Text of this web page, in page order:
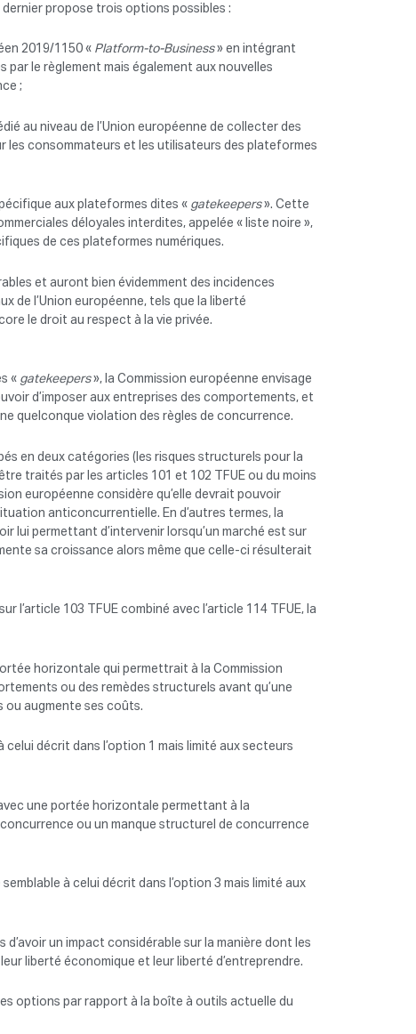
dernier propose trois options possibles :
2019/1150 « Platform-to-Business» en intégrant
le règlement mais également aux nouvelles
;
au niveau de l’Union européenne de collecter des
les consommateurs et les utilisateurs des plateformes
aux plateformes dites « gatekeepers». Cette
déloyales interdites, appelée « liste noire »,
de ces plateformes numériques.
et auront bien évidemment des incidences
de l’Union européenne, tels que la liberté
le droit au respect à la vie privée.
« gatekeepers», la Commission européenne envisage
d’imposer aux entreprises des comportements, et
quelconque violation des règles de concurrence.
en deux catégories (les risques structurels pour la
traités par les articles 101 et 102 TFUE ou du moins
européenne considère qu’elle devrait pouvoir
anticoncurrentielle. En d’autres termes, la
lui permettant d’intervenir lorsqu’un marché est sur
sa croissance alors même que celle-ci résulterait
103 TFUE combiné avec l’article 114 TFUE, la
horizontale qui permettrait à la Commission
ou des remèdes structurels avant qu’une
ou augmente ses coûts.
décrit dans l’option 1 mais limité aux secteurs
une portée horizontale permettant à la
ou un manque structurel de concurrence
à celui décrit dans l’option 3 mais limité aux
un impact considérable sur la manière dont les
liberté économique et leur liberté d’entreprendre.
options par rapport à la boîte à outils actuelle du